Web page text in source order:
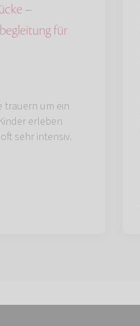
–
für
trauern um ein
erleben
sehr intensiv.